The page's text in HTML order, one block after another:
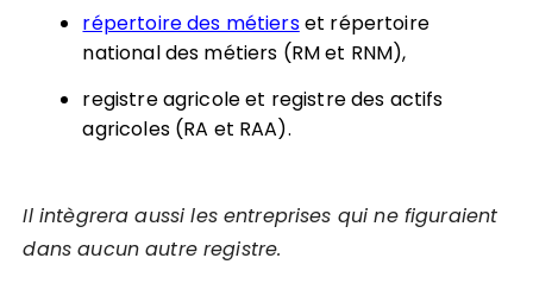
répertoire des métierset répertoire
national des métiers (RM et RNM),
registre agricole et registre des actifs
agricoles (RA et RAA).
Il intègreraaussi les entreprises qui ne figuraient
dans aucun autre registre.